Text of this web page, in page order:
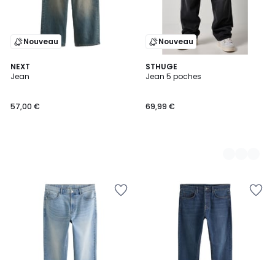
Nouveau
NEXT
Jean
57,00 €
Nouveau
STHUGE
Jean 5 poches
69,99 €
3
Couleurs